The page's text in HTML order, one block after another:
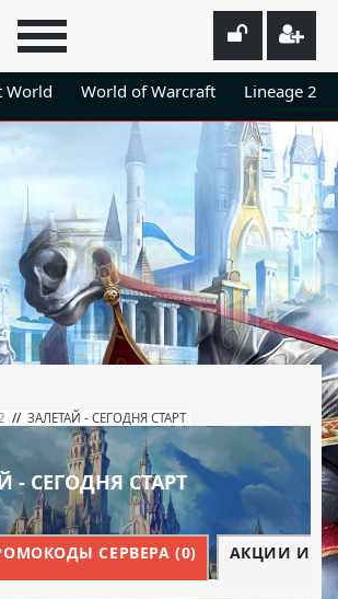
World World of Warcraft Lineage 2
// ЗАЛЕТАЙ - СЕГОДНЯ СТАРТ
- СЕГОДНЯ СТАРТ
СЕРВЕРА (0) АКЦИИ И